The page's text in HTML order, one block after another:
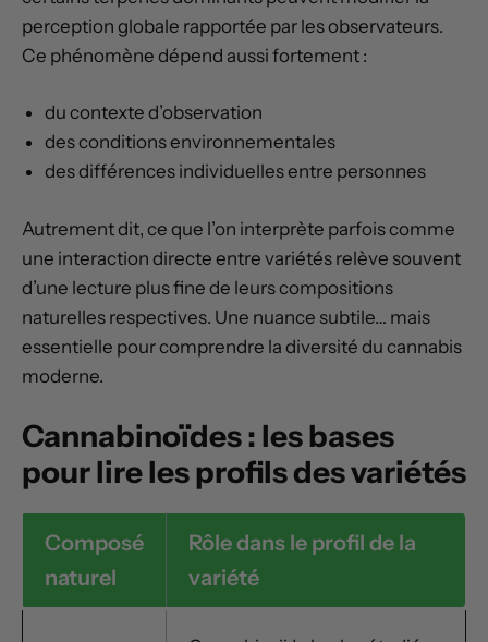
perception globale rapportée par les observateurs.
Ce phénomène dépend aussi fortement :
du contexte d’observation
des conditions environnementales
des différences individuelles entre personnes
Autrement dit, ce que l’on interprète parfois comme
une interaction directe entre variétés relève souvent
d’une lecture plus fine de leurs compositions
naturelles respectives. Une nuance subtile… mais
essentielle pour comprendre la diversité du cannabis
moderne.
Cannabinoïdes : les bases
pour lire les profils des variétés
Composé
naturel
Rôle dans le profil de la
variété